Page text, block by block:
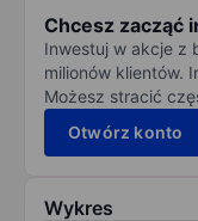
Chcesz zacząć
Inwestuj w akcje z
milionów klientów.
Możesz stracić
Otwórz konto
Wykres